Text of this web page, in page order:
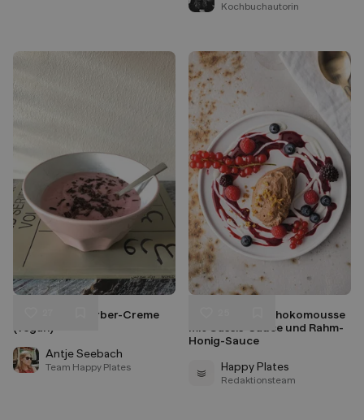
Kochbuchautorin
Erdbeer-Rhabarber-Creme
Antje Seebach
Team Happy Plates
Speichern
Stevan Pauls Schokomousse
mit Cassis-Sauce und Rahm-
Honig-Sauce
Happy Plates
Redaktionsteam